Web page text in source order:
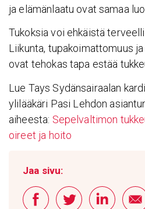
ja elämänlaatu ovat samaa
Tukoksia voi ehkäistä
Liikunta, tupakoimattomuus
ovat tehokas tapa estää
Lue Tays Sydänsairaalan
ylilääkäri Pasi Lehdon
aiheesta: Sepel­val­timon
oireet ja hoito
Jaa sivu: